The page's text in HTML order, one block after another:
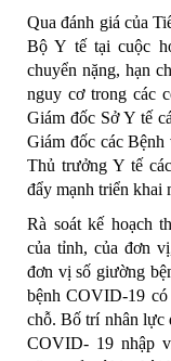
Qua đánh giá của
Bộ Y tế tại cuộc
chuyển nặng, hạn
nguy cơ trong các
Giám đốc Sở Y tế
Giám đốc các
Thủ trưởng Y tế
đẩy mạnh triển khai
Rà soát kế hoạch
của tỉnh, của đơn
đơn vị số giường
bệnh COVID-19 có
chỗ. Bố trí nhân lực
COVID- 19 nhập